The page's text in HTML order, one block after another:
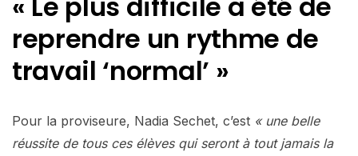
reprendre un rythme de
travail ‘normal’ »
Pour la proviseure, Nadia Sechet, c’est « une belle
réussite de tous ces élèves qui seront à tout jamais la